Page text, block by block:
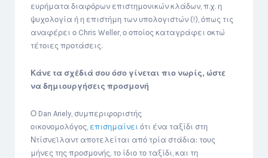
ευρήματα διαφόρων επιστημονικών κλάδων, π.χ. η
ψυχολογία ή η επιστήμη των υπολογιστών (!), όπως τις
αναφέρει ο Chris Weller, ο οποίος καταγράφει οκτώ
τέτοιες προτάσεις.
Κάνε τα σχέδιά σου όσο γίνεται πιο νωρίς, ώστε
να δημιουργήσεις προσμονή
Ο Dan Ariely, συμπεριφοριστής
οικονομολόγος, επισημαίνει ότι ένα ταξίδι στη
Ντίσνεϊλαντ αποτελείται από τρία στάδια: τους
μήνες της προσμονής, το ίδιο το ταξίδι, και τη